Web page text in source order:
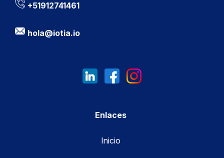
+51912741461
hola@iotia.io
Enlaces
Inicio